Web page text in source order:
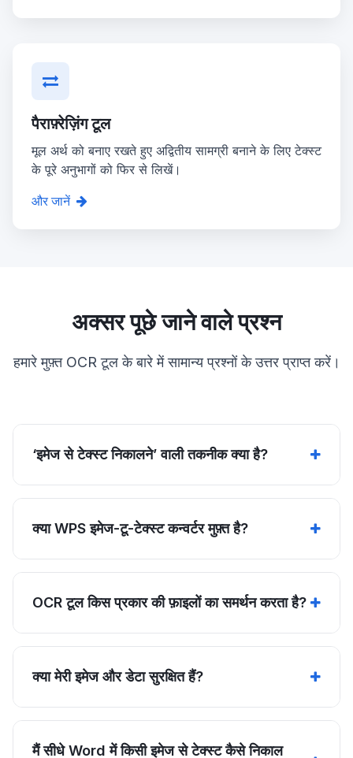
पैराफ़्रेज़िंग टूल
मूल अर्थ को बनाए रखते हुए अद्वितीय सामग्री बनाने के लिए टेक्स्ट
के पूरे अनुभागों को फिर से लिखें।
और जानें
अक्सर पूछे जाने वाले प्रश्न
हमारे मुफ़्त OCR टूल के बारे में सामान्य प्रश्नों के उत्तर प्राप्त करें।
‘इमेज से टेक्स्ट निकालने’ वाली तकनीक क्या है?
क्या WPS इमेज-टू-टेक्स्ट कन्वर्टर मुफ़्त है?
OCR टूल किस प्रकार की फ़ाइलों का समर्थन करता है?
क्या मेरी इमेज और डेटा सुरक्षित हैं?
मैं सीधे Word में किसी इमेज से टेक्स्ट कैसे निकाल